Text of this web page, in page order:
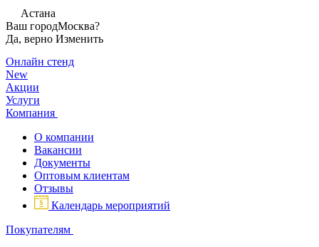
Астана
Ваш городМосква?
Да, верно Изменить
Онлайн стенд
New
Акции
Услуги
Компания
О компании
Вакансии
Документы
Оптовым клиентам
Отзывы
Календарь мероприятий
Покупателям